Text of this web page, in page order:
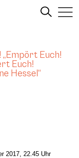
„Empört Euch!
Euch!
Hessel“
2017, 22.45 Uhr